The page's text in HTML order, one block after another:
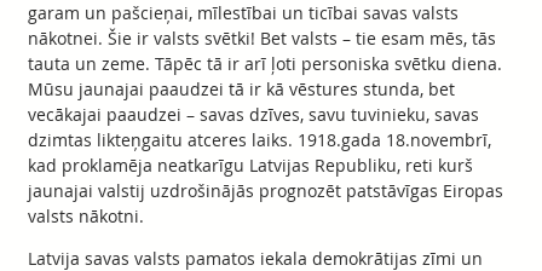
garam un pašcieņai, mīlestībai un ticībai savas valsts
nākotnei. Šie ir valsts svētki! Bet valsts – tie esam mēs, tās
tauta un zeme. Tāpēc tā ir arī ļoti personiska svētku diena.
Mūsu jaunajai paaudzei tā ir kā vēstures stunda, bet
vecākajai paaudzei – savas dzīves, savu tuvinieku, savas
dzimtas likteņgaitu atceres laiks. 1918.gada 18.novembrī,
kad proklamēja neatkarīgu Latvijas Republiku, reti kurš
jaunajai valstij uzdrošinājās prognozēt patstāvīgas Eiropas
valsts nākotni.
Latvija savas valsts pamatos iekala demokrātijas zīmi un